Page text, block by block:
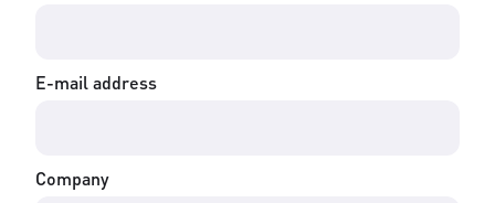
E-mail address
Company